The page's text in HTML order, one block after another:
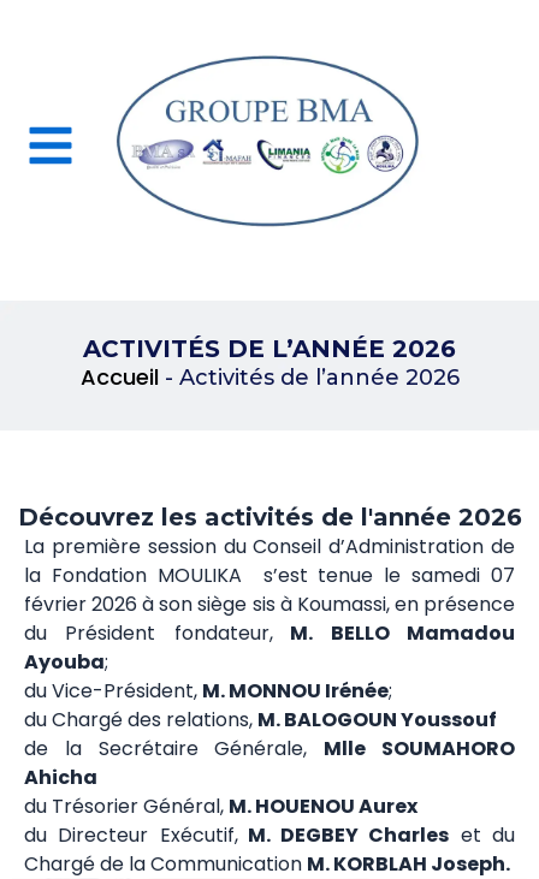
ACTIVITÉS DE L’ANNÉE 2026
Accueil - Activités de l’année 2026
Découvrez les activités de l'année 2026
La première session du Conseil d’Administration de
la Fondation MOULIKA s’est tenue le samedi 07
février 2026 à son siège sis à Koumassi, en présence
du Président fondateur,M. BELLO Mamadou
Ayouba;
du Vice-Président, M. MONNOU Irénée;
du Chargé des relations, M. BALOGOUN Youssouf
de la Secrétaire Générale, Mlle SOUMAHORO
Ahicha
du Trésorier Général, M. HOUENOU Aurex
du Directeur Exécutif,M. DEGBEY Charles et du
Chargé de la Communication M. KORBLAH Joseph.